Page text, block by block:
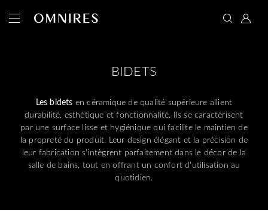
BIDETS
Les bidets en céramique de qualité supérieure allient
durabilité, esthétique et fonctionnalité. Ils se caractérisent
par une surface lisse et hygiénique qui facilite le maintien de
la propreté du produit. Leur design élégant et la précision de
leur fabrication s'intègrent parfaitement dans le décor de la
salle de bains, tout en offrant un confort d'utilisation au
quotidien.